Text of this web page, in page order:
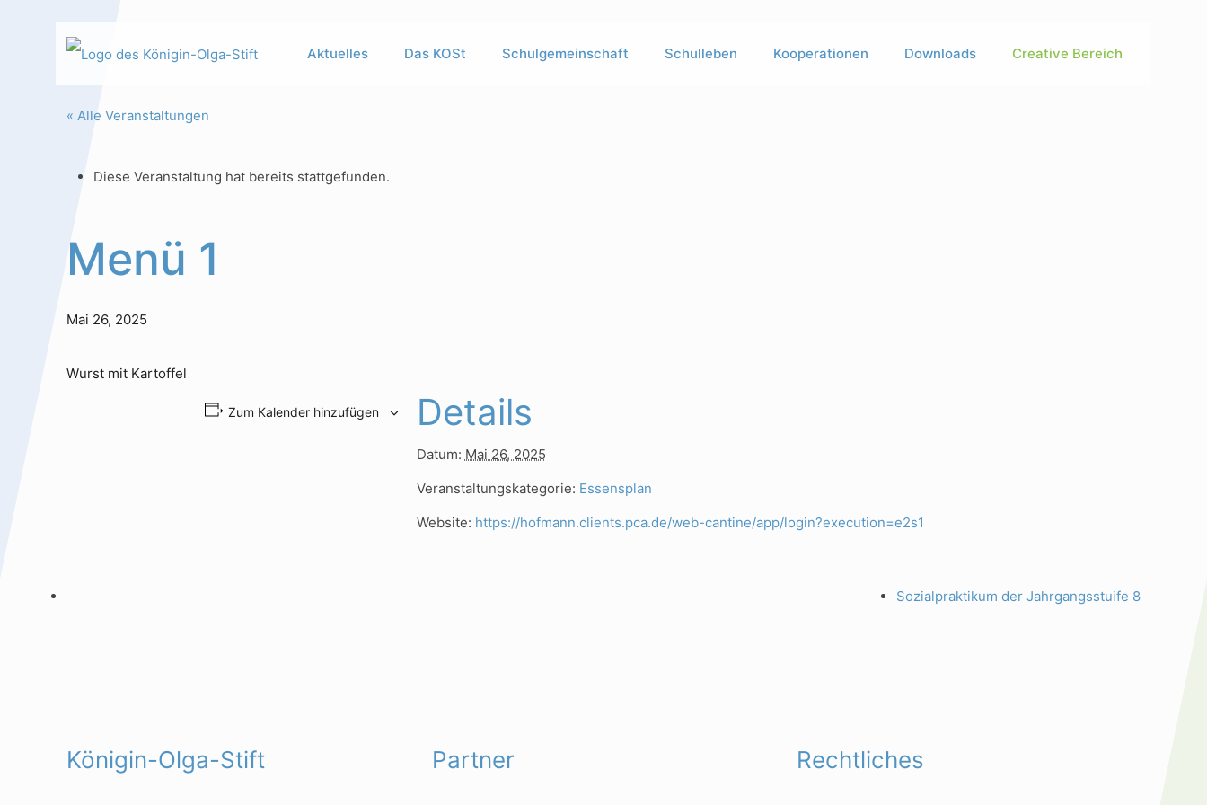
Hauptinhalt Alt + Shift + H
Kalender Alt + Shift + K
Kontakte /
Aktuelles Das KOSt Schulgemeinschaft Schulleben Kooperationen Downloads Creative Bereich
« Alle Veranstaltungen
Diese Veranstaltung hat bereits stattgefunden.
Menü 1
Mai 26, 2025
Wurst mit Kartoffel
Zum Kalender hinzufügen Details
Datum: Mai 26, 2025
Veranstaltungskategorie: Essensplan
Website: https://hofmann.clients.pca.de/web-cantine/app/login?execution=e2s1
Sozialpraktikum der Jahrgangsstuife 8
Königin-Olga-Stift Partner Rechtliches